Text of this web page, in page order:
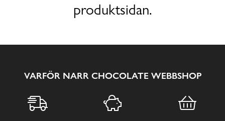
produktsidan.
VARFÖR NARR CHOCOLATE WEBBSHOP